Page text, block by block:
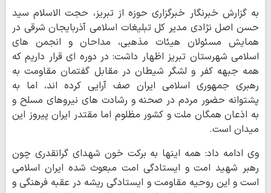
به گزارش خبرنگار خبرگزاری حوزه از تبریز، حجت الاسلام سید
حسن اصل نژادی مدیر کل تبلیغات اسلامی آذربایجان شرقی در
همایش مسئولان هیئات مذهبی، مداحان و انجمن های
اسلامی شهرستان تبریز اظهار داشت: در دوره ای قرار داریم که
همه جبهه کفر و لشگر شیطان در مقابل گفتمان مقاومت به
رهبری جمهوری اسلامی ایران صف آرایی کرده اند، اما به
پشتوانه حضور مردم در صحنه و رشادت های نیروهای مسلح و
به اذعان همگان ملت و کشور مظلوم اما مقتدر ایران پیروز این
میدان است.
وی ادامه داد: همه اینها به برکت خون شهدای گرانقدری چون
رهبر شهید امت و ایستادگی امت مبعوث شده ایران اسلامی
است و این روحیه مقاومت و ایستادگی ریشه در عقبه فرهنگی و